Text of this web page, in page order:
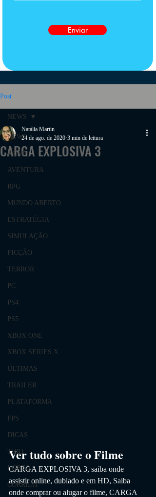
Enviar
Post
NEWS
AÇÃO
AVENTURA
RPG
MUNDO ABERTO
ESTRATÉGIA
SIMULAÇÃO
FICÇÃO
TERROR
PC
PS4
PS5
XBOX ONE
XBOX SERIES X
ÚLTIMAS
TRAILER
PLATAFORMA
FPS
DICAS
TIRO
LGBTQ+
CORRIDA
NEWS
CARGA EXPLOSIVA 3
Natália Martin
24 de ago. de 2020 3 min de leitura
Ver tudo sobre o Filme
CARGA EXPLOSIVA 3, saiba onde
assistir online, dublado e em HD, Saiba
onde comprar ou alugar o filme, CARGA